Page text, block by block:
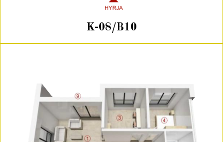
K-08/B10